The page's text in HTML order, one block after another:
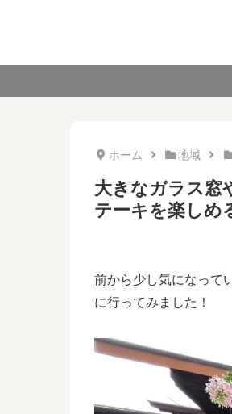
ホーム 地域
大きなガラス窓
テーキを楽しめ
前から少し気になって
に行ってみました！